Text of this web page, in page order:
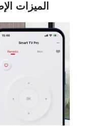
الميزات